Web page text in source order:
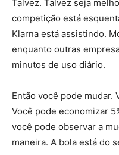
Talvez. Talvez seja
competição está
Klarna está assistindo.
enquanto outras
minutos de uso diário.
Então você pode mudar.
Você pode economizar
você pode observar a
maneira. A bola está do